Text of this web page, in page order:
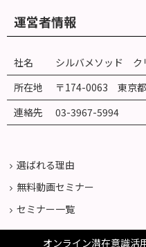
運営者情報
社名
シルバメソッド ク
所在地
〒174-0063 東京
連絡先
03-3967-5994
選ばれる理由
無料動画セミナー
セミナー一覧
オンライン潜在意識活